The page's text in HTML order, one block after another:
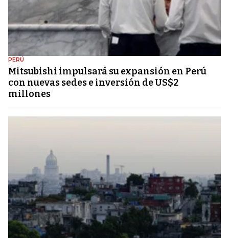
PERÚ
Mitsubishi impulsará su expansión en Perú
con nuevas sedes e inversión de US$2
millones